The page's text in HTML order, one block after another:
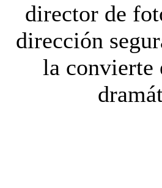
director de
dirección
la convierte